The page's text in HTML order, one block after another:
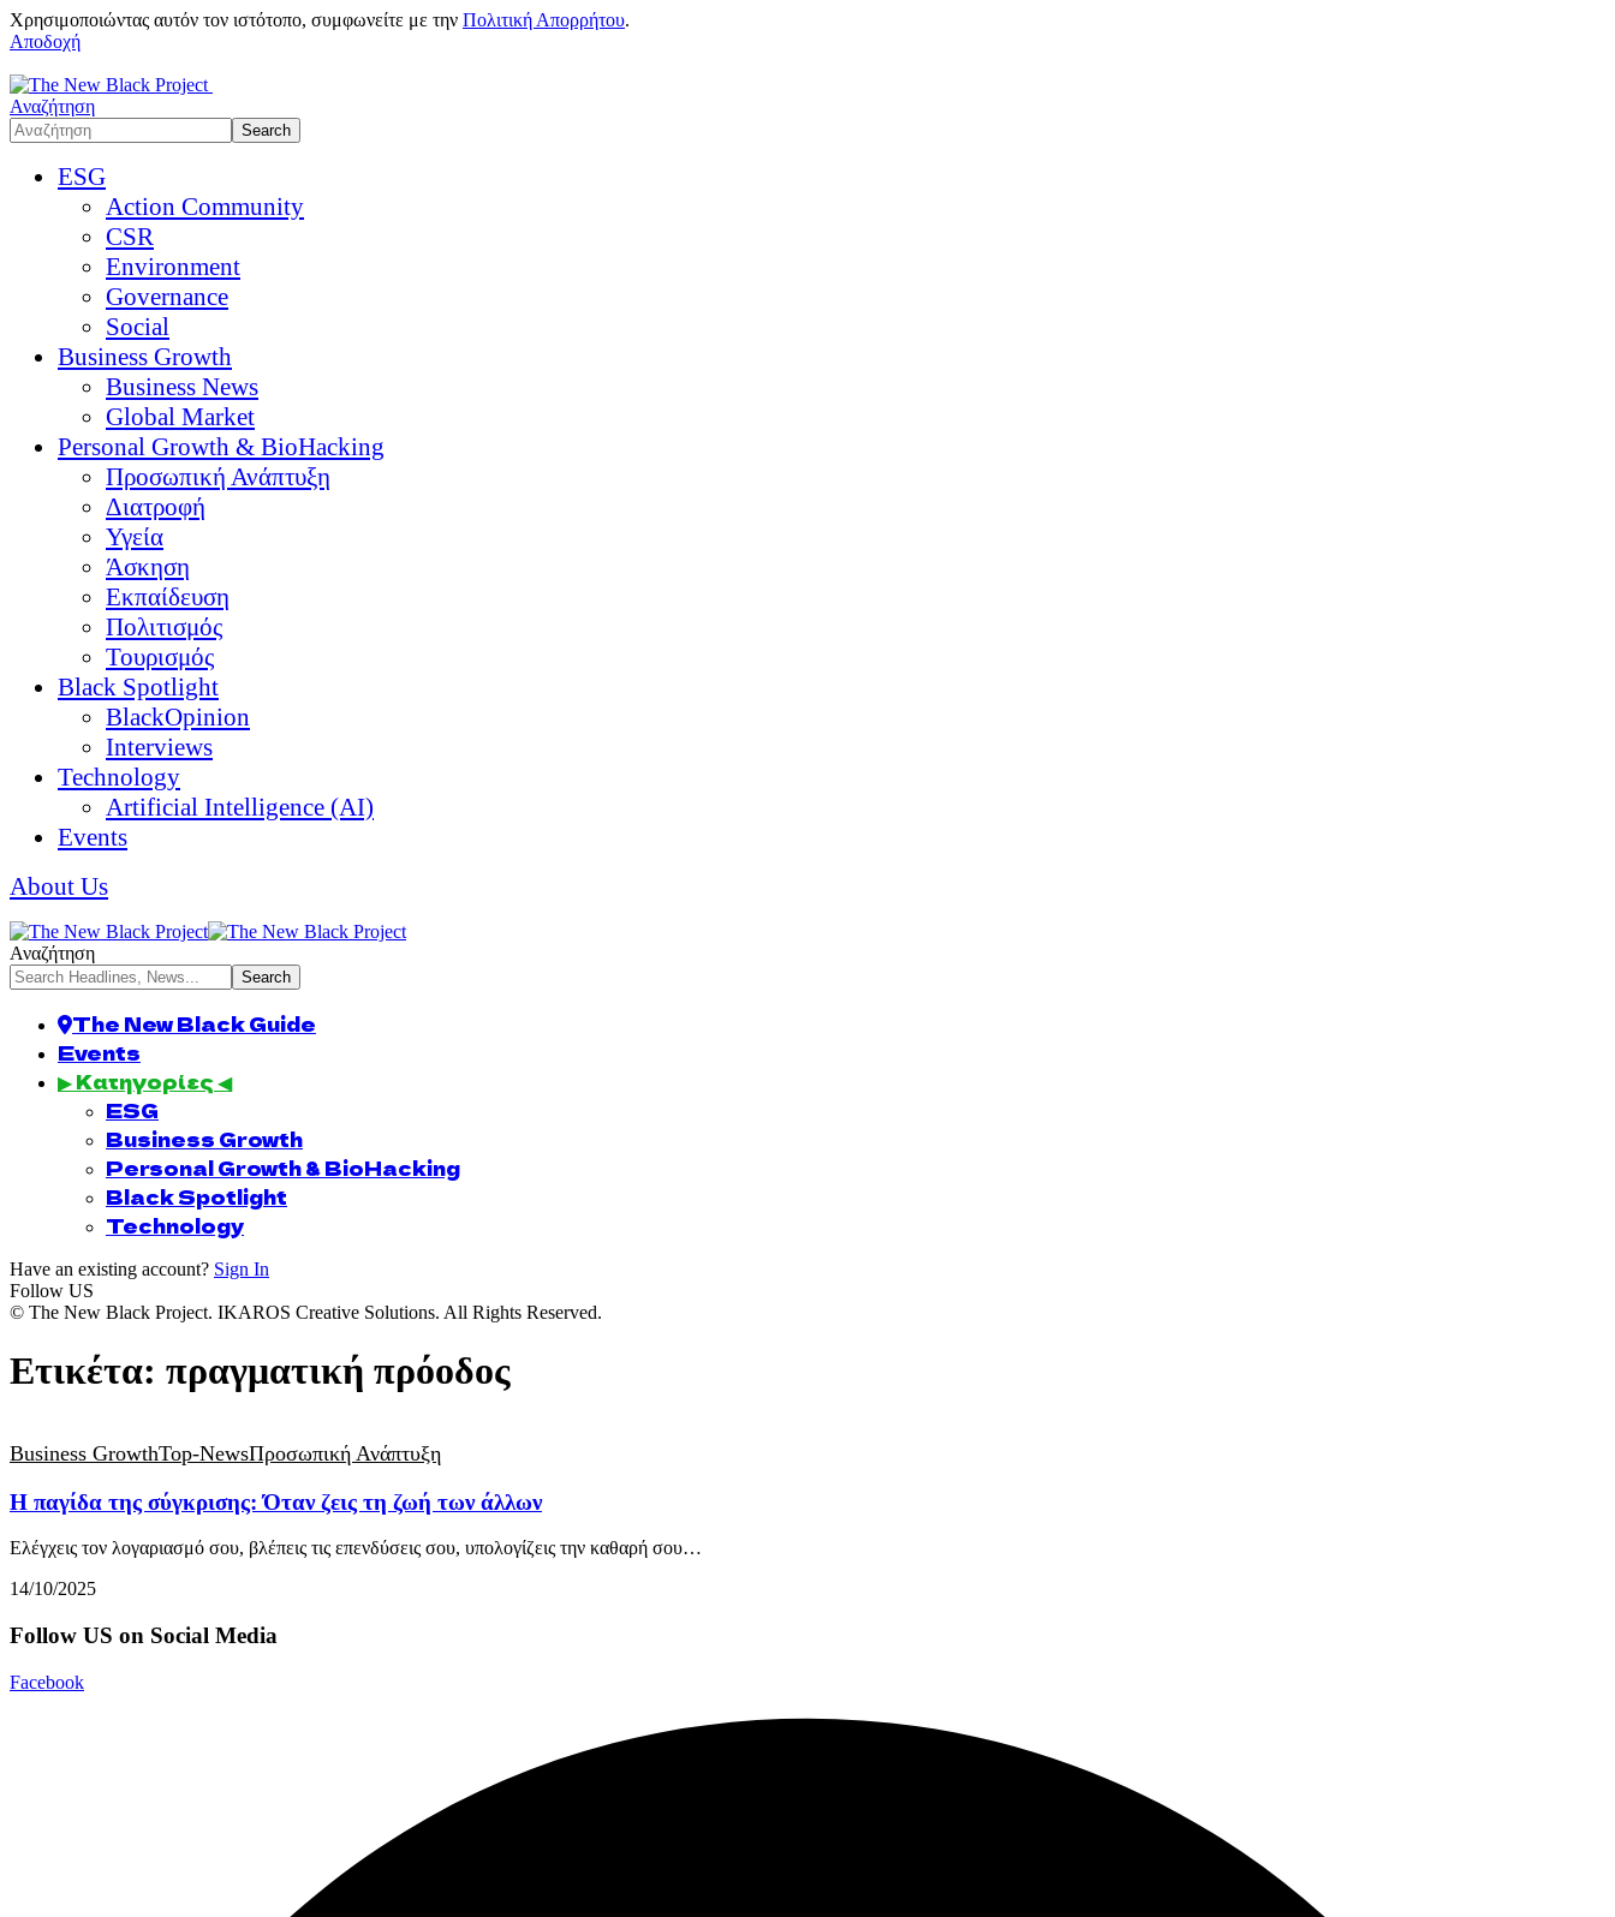
Χρησιμοποιώντας αυτόν τον ιστότοπο, συμφωνείτε με την Πολιτική Απορρήτου.
Αποδοχή
Αναζήτηση
ESG
Action Community
CSR
Environment
Governance
Social
Business Growth
Business News
Global Market
Personal Growth & BioHacking
Προσωπική Ανάπτυξη
Διατροφή
Υγεία
Άσκηση
Εκπαίδευση
Πολιτισμός
Τουρισμός
Black Spotlight
BlackOpinion
Interviews
Technology
Artificial Intelligence (AI)
Events
About Us
Αναζήτηση
The New Black Guide
Events
▶ Κατηγορίες ◀
ESG
Business Growth
Personal Growth & BioHacking
Black Spotlight
Technology
Have an existing account? Sign In
Follow US
© The New Black Project. IKAROS Creative Solutions. All Rights Reserved.
Ετικέτα: πραγματική πρόοδος
Business GrowthTop-NewsΠροσωπική Ανάπτυξη
Η παγίδα της σύγκρισης: Όταν ζεις τη ζωή των άλλων
Ελέγχεις τον λογαριασμό σου, βλέπεις τις επενδύσεις σου, υπολογίζεις την καθαρή σου…
14/10/2025
Follow US on Social Media
Facebook